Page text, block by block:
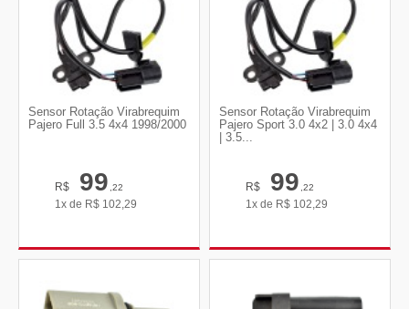
Sensor Rotação Virabrequim
Pajero Full 3.5 4x4 1998/2000
R$ 99,22
1x de R$ 102,29
Sensor Rotação Virabrequim
Pajero Sport 3.0 4x2 | 3.0 4x4
| 3.5...
R$ 99,22
1x de R$ 102,29